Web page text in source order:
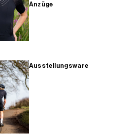
Anzüge
Ausstellungsware